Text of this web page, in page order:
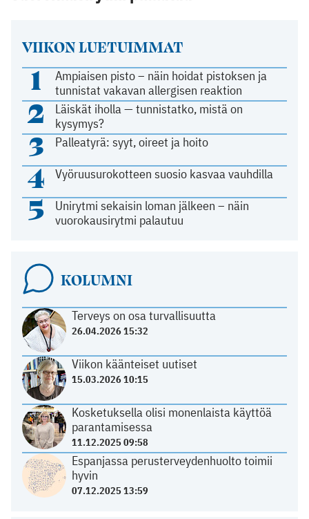
VIIKON LUETUIMMAT
1
Ampiaisen pisto – näin hoidat pistoksen ja
tunnistat vakavan allergisen reaktion
2
Läiskät iholla — tunnistatko, mistä on
kysymys?
3 Palleatyrä: syyt, oireet ja hoito
4 Vyöruusurokotteen suosio kasvaa vauhdilla
5
Unirytmi sekaisin loman jälkeen – näin
vuorokausirytmi palautuu
KOLUMNI
Terveys on osa turvallisuutta
26.04.2026 15:32
Viikon käänteiset uutiset
15.03.2026 10:15
Kosketuksella olisi monenlaista käyttöä
parantamisessa
11.12.2025 09:58
Espanjassa perusterveydenhuolto toimii
hyvin
07.12.2025 13:59